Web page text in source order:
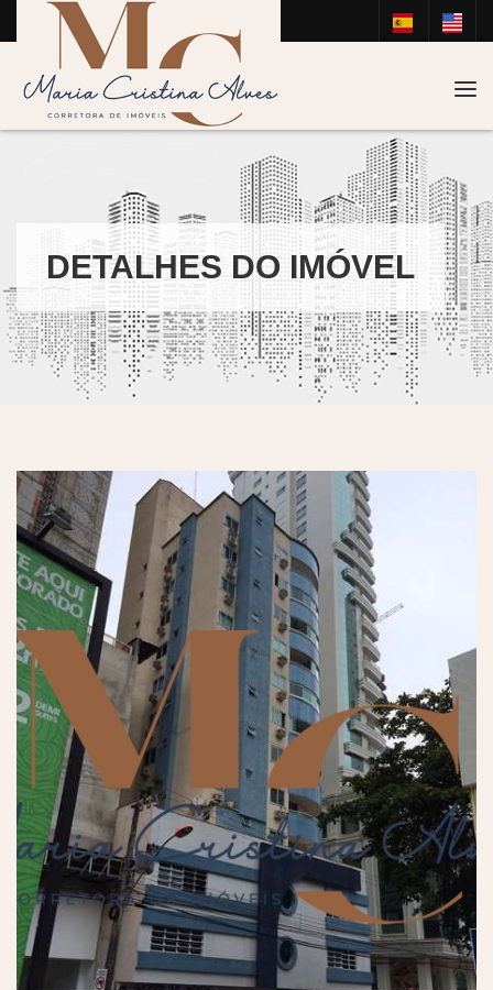
DETALHES DO IMÓVEL